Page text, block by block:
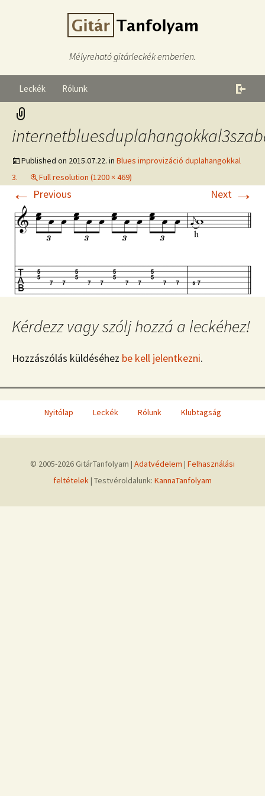
Mélyreható gitárleckék emberien.
Leckék Rólunk
Published on 2015.07.22. in Blues improvizáció duplahangokkal
3.
Full resolution (1200 × 469)
← Previous Next →
Kérdezz vagy szólj hozzá a leckéhez!
Hozzászólás küldéséhez be kell jelentkezni.
Nyitólap Leckék Rólunk Klubtagság
© 2005-2026 GitárTanfolyam | Adatvédelem | Felhasználási
feltételek| Testvéroldalunk: KannaTanfolyam